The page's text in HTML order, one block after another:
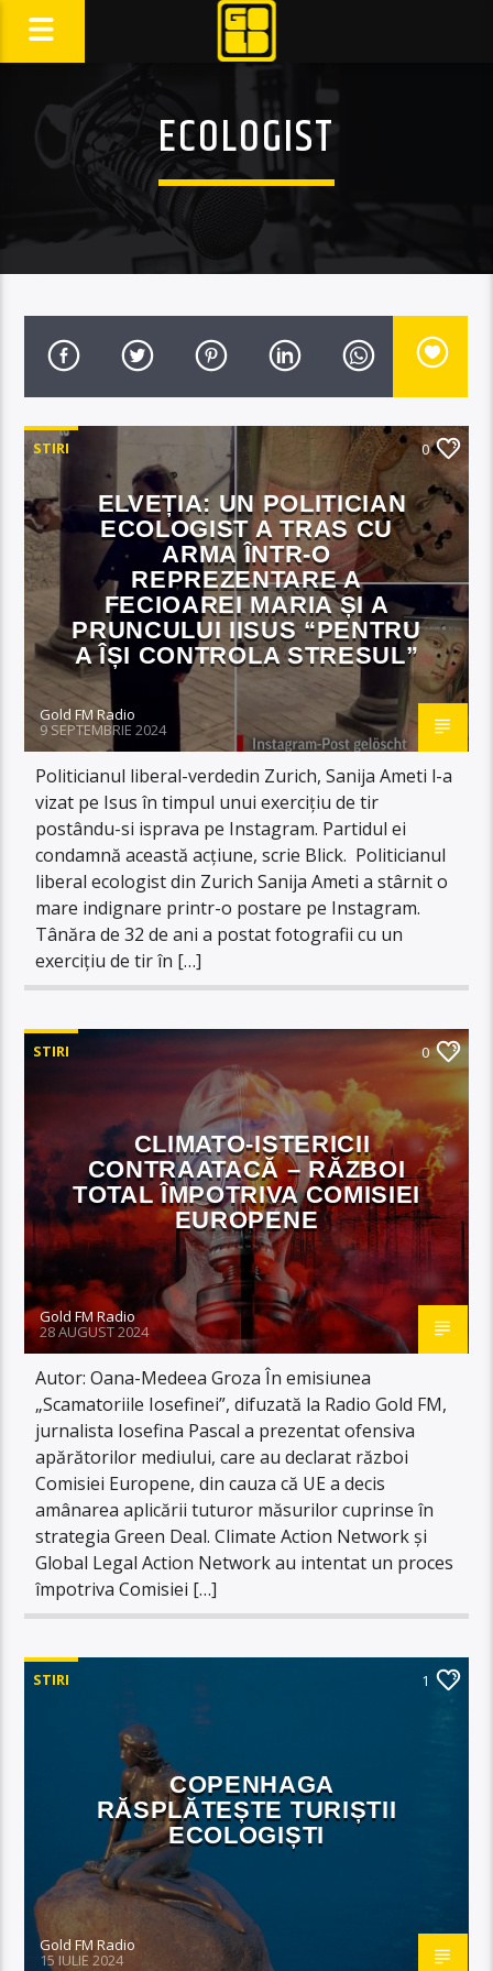
ECOLOGIST
STIRI 0
ELVEȚIA: UN POLITICIAN
ECOLOGIST A TRAS CU
ARMA ÎNTR-O
REPREZENTARE A
FECIOAREI MARIA ȘI A
PRUNCULUI IISUS “PENTRU
A ÎȘI CONTROLA STRESUL”
Gold FM Radio
9 SEPTEMBRIE 2024
Politicianul liberal-verdedin Zurich, Sanija Ameti l-a
vizat pe Isus în timpul unui exercițiu de tir
postându-si isprava pe Instagram. Partidul ei
condamnă această acțiune, scrie Blick. Politicianul
liberal ecologist din Zurich Sanija Ameti a stârnit o
mare indignare printr-o postare pe Instagram.
Tânăra de 32 de ani a postat fotografii cu un
exercițiu de tir în […]
STIRI 0
CLIMATO-ISTERICII
CONTRAATACĂ – RĂZBOI
TOTAL ÎMPOTRIVA COMISIEI
EUROPENE
Gold FM Radio
28 AUGUST 2024
Autor: Oana-Medeea Groza În emisiunea
„Scamatoriile Iosefinei”, difuzată la Radio Gold FM,
jurnalista Iosefina Pascal a prezentat ofensiva
apărătorilor mediului, care au declarat război
Comisiei Europene, din cauza că UE a decis
amânarea aplicării tuturor măsurilor cuprinse în
strategia Green Deal. Climate Action Network și
Global Legal Action Network au intentat un proces
împotriva Comisiei […]
STIRI 1
COPENHAGA
RĂSPLĂTEȘTE TURIȘTII
ECOLOGIȘTI
Gold FM Radio
15 IULIE 2024